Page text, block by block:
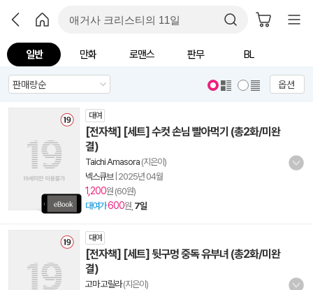
일반 만화 로맨스 판무 BL
옵션
대여
[전자책] [세트] 수컷 손님 빨아먹기 (총2화/미완
결)
Taichi Amasora (지은이)
넥스큐브| 2025년 04월
1,200원 (60원)
대여가600원, 7일
대여
[전자책] [세트] 뒷구멍 중독 유부녀 (총2화/미완
결)
고마 고릴라(지은이)